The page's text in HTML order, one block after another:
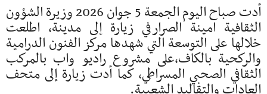
أدت صباح اليوم الجمعة 5 جوان 2026 وزيرة الشؤون
الثقافية امينة الصرارفي زيارة إلى مدينة، اطلعت
خلالها على التوسعة التي شهدها مركز الفنون الدرامية
والركحية بالكاف،على مشروع راديو واب بالمركب
الثقافي الصحبي المسراطي، كما أدت زيارة إلى متحف